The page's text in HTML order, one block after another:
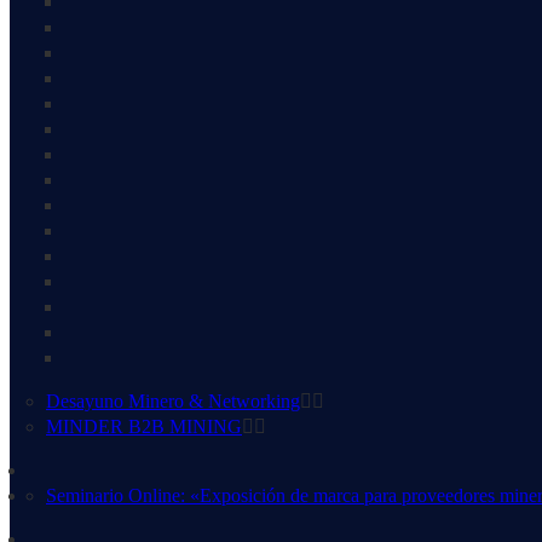
Desayuno Minero & Networking
MINDER B2B MINING
Seminario Online: «Exposición de marca para proveedores